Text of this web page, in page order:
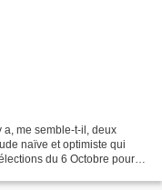
a, me semble-t-il, deux
naïve et optimiste qui
du 6 Octobre pour